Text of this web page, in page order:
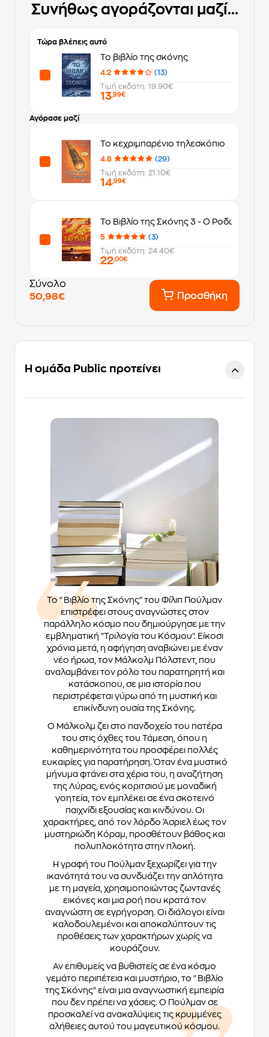
Συνήθως αγοράζονται μαζί...
Τώρα βλέπεις αυτό
Το βιβλίο της σκόνης
4.2
(13)
Τιμή εκδότη: 19.90€
13,99€
Αγόρασε μαζί
Το κεχριμπαρένιο τηλεσκόπιο
4.8
(29)
Τιμή εκδότη: 21.10€
14,99€
Το Βιβλίο της Σκόνης 3 - Ο Ροδώνας
5
(3)
Τιμή εκδότη: 24.40€
22,00€
Σύνολο
50,98€
Προσθήκη
Η ομάδα Public προτείνει
Το "Βιβλίο της Σκόνης" του Φίλιπ Πούλμαν
επιστρέφει στους αναγνώστες στον
παράλληλο κόσμο που δημιούργησε με την
εμβληματική "Τριλογία του Κόσμου". Είκοσι
χρόνια μετά, η αφήγηση αναβιώνει με έναν
νέο ήρωα, τον Μάλκολμ Πόλστεντ, που
αναλαμβάνει τον ρόλο του παρατηρητή και
κατάσκοπου, σε μια ιστορία που
περιστρέφεται γύρω από τη μυστική και
επικίνδυνη ουσία της Σκόνης.
Ο Μάλκολμ ζει στο πανδοχείο του πατέρα
του στις όχθες του Τάμεση, όπου η
καθημερινότητα του προσφέρει πολλές
ευκαιρίες για παρατήρηση. Όταν ένα μυστικό
μήνυμα φτάνει στα χέρια του, η αναζήτηση
της Λύρας, ενός κοριτσιού με μοναδική
γοητεία, τον εμπλέκει σε ένα σκοτεινό
παιχνίδι εξουσίας και κινδύνου. Οι
χαρακτήρες, από τον λόρδο Άσριελ έως τον
μυστηριώδη Κόραμ, προσθέτουν βάθος και
πολυπλοκότητα στην πλοκή.
Η γραφή του Πούλμαν ξεχωρίζει για την
ικανότητά του να συνδυάζει την απλότητα
με τη μαγεία, χρησιμοποιώντας ζωντανές
εικόνες και μια ροή που κρατά τον
αναγνώστη σε εγρήγορση. Οι διάλογοι είναι
καλοδουλεμένοι και αποκαλύπτουν τις
προθέσεις των χαρακτήρων χωρίς να
κουράζουν.
Αν επιθυμείς να βυθιστείς σε ένα κόσμο
γεμάτο περιπέτεια και μυστήριο, το "Βιβλίο
της Σκόνης" είναι μια αναγνωστική εμπειρία
που δεν πρέπει να χάσεις. Ο Πούλμαν σε
προσκαλεί να ανακαλύψεις τις κρυμμένες
αλήθειες αυτού του μαγευτικού κόσμου.